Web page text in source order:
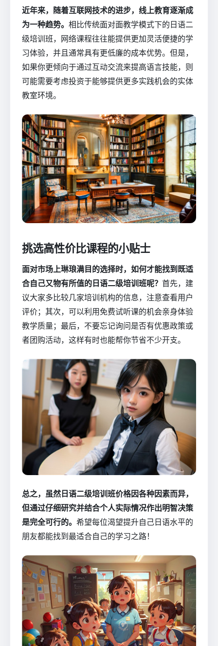
近年来，随着互联网技术的进步，线上教育逐渐成
为一种趋势。 相比传统面对面教学模式下的日语二
级培训班，网络课程往往能提供更加灵活便捷的学
习体验，并且通常具有更低廉的成本优势。但是，
如果你更倾向于通过互动交流来提高语言技能，则
可能需要考虑投资于能够提供更多实践机会的实体
教室环境。
挑选高性价比课程的小贴士
面对市场上琳琅满目的选择时，如何才能找到既适
合自己又物有所值的日语二级培训班呢？ 首先，建
议大家多比较几家培训机构的信息，注意查看用户
评价；其次，可以利用免费试听课的机会亲身体验
教学质量；最后，不要忘记询问是否有优惠政策或
者团购活动，这样有时也能帮你节省不少开支。
总之，虽然日语二级培训班价格因各种因素而异，
但通过仔细研究并结合个人实际情况作出明智决策
是完全可行的。 希望每位渴望提升自己日语水平的
朋友都能找到最适合自己的学习之路！